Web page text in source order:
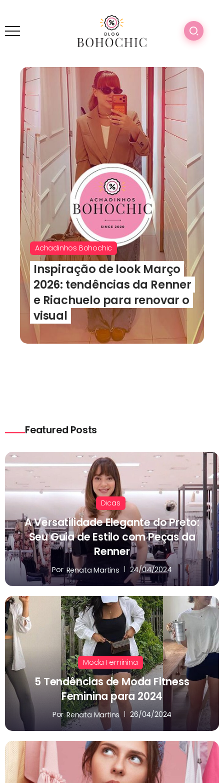
Achadinhos Bohochic
Look Renner outono 2026:
novidades para deixar seu
guarda-roupas com estilo
Featured Posts
Dicas
A Versatilidade Elegante do Preto:
Seu Guia de Estilo com Peças da
Renner
Por Renata Martins 24/04/2024
Moda Feminina
5 Tendências de Moda Fitness
Feminina para 2024
Por Renata Martins 26/04/2024